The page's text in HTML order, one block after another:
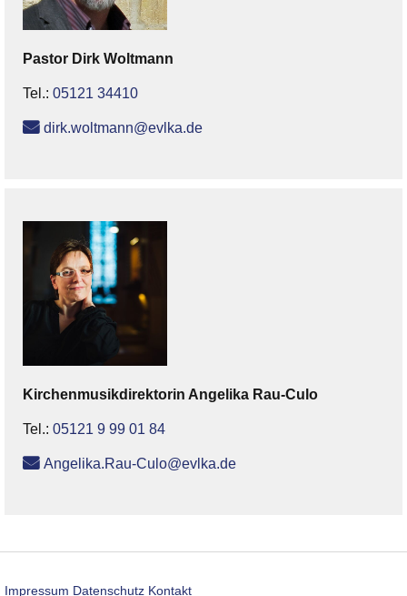
Pastor Dirk Woltmann
Tel.: 05121 34410
dirk.woltmann@evlka.de
Kirchenmusikdirektorin Angelika Rau-Culo
Tel.: 05121 9 99 01 84
Angelika.Rau-Culo@evlka.de
Impressum Datenschutz Kontakt